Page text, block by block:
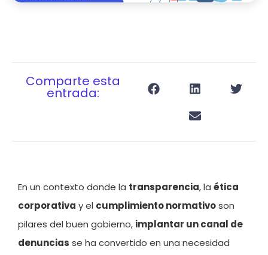
Comparte esta
entrada:
En un contexto donde la transparencia, la ética
corporativa y el cumplimiento normativoson
pilares del buen gobierno, implantar un canal de
denuncias se ha convertido en una necesidad